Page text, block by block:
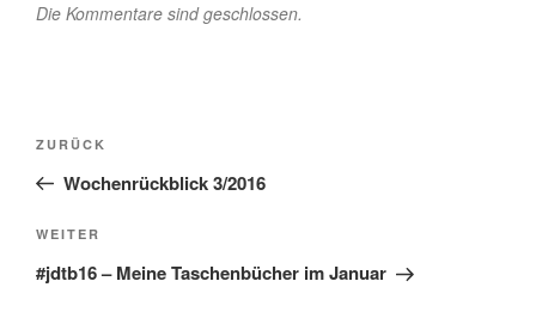
Die Kommentare sind geschlossen.
Beitragsnavigation
Vorheriger
Beitrag
ZURÜCK
Wochenrückblick 3/2016
Nächster
Beitrag
WEITER
#jdtb16 – Meine Taschenbücher im Januar